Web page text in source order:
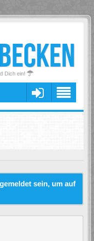
Dich ein!
sein, um auf